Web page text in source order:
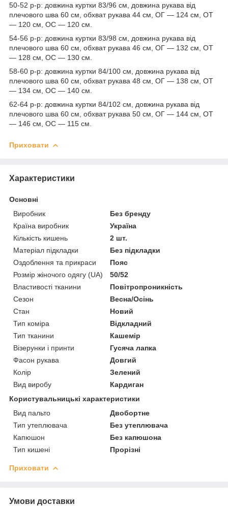
50-52 р-р: довжина куртки 83/96 см, довжина рукава від
плечового шва 60 см, обхват рукава 44 см, ОГ — 124 см, ОТ
— 120 см, ОС — 120 см.
54-56 р-р: довжина куртки 83/98 см, довжина рукава від
плечового шва 60 см, обхват рукава 46 см, ОГ — 132 см, ОТ
— 128 см, ОС — 130 см.
58-60 р-р: довжина куртки 84/100 см, довжина рукава від
плечового шва 60 см, обхват рукава 48 см, ОГ — 138 см, ОТ
— 134 см, ОС — 140 см.
62-64 р-р: довжина куртки 84/102 см, довжина рукава від
плечового шва 60 см, обхват рукава 50 см, ОГ — 144 см, ОТ
— 146 см, ОС — 115 см.
Приховати
Характеристики
Основні
Виробник
Без бренду
Країна виробник
Україна
Кількість кишень
2 шт.
Матеріал підкладки
Без підкладки
Оздоблення та прикраси
Пояс
Розмір жіночого одягу (UA)
50/52
Властивості тканини
Повітропроникність
Сезон
Весна/Осінь
Стан
Новий
Тип коміра
Відкладний
Тип тканини
Кашемір
Візерунки і принти
Гусяча лапка
Фасон рукава
Довгий
Колір
Зелений
Вид виробу
Кардиган
Користувальницькі характеристики
Вид пальто
Двобортне
Тип утеплювача
Без утеплювача
Капюшон
Без капюшона
Тип кишені
Прорізні
Приховати
Умови доставки